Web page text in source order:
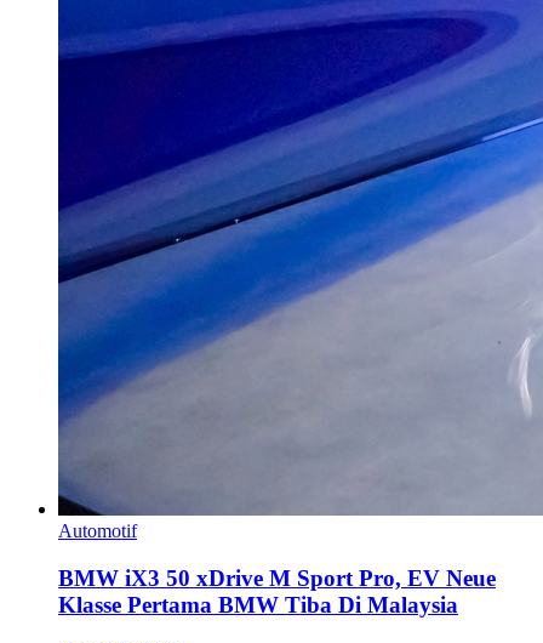
Automotif
BMW iX3 50 xDrive M Sport Pro, EV Neue
Klasse Pertama BMW Tiba Di Malaysia